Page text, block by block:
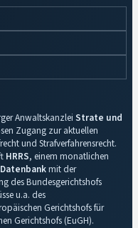
Anwaltskanzlei Strate und
Zugang zur aktuellen
und Strafverfahrensrecht.
HRRS, einem monatlichen
mit der
des Bundesgerichtshofs
u.a. des
Gerichtshofs für
Gerichtshofs (EuGH).